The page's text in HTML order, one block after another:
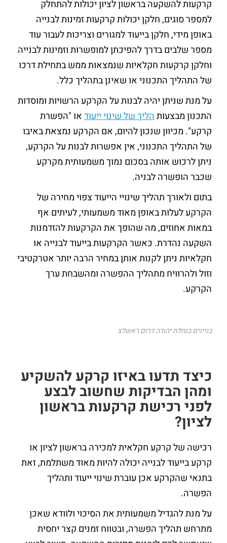
קרקעות להשקעה בראשון לציון יכולות להתחלק
למספר סוגים, חלקן יכולות קרקעות זמינות לבנייה
באופן מידי, חלקן בייעוד למגורים וצריכות לעבור עוד
מספר שלבים בדרך להפיכתן למופשרות וזמינות לבנייה
וחלקן קרקעות חקלאיות שנמצאות ממש בתחילת דרכו
של התהליך התכנוני או שאינן בתהליך כלל.
על מנת שניתן יהיה לבנות על הקרקע הרשויות ומוסדות
התכנון מבצעותהליך של שינוי ייעודאו "הפשרת
קרקע". מכיוון שנכון להיום, אם הקרקע נמצאת באיבו
של התהליך התכנוני, אין אפשרות לבנות על הקרקע,
ניתן לרכוש אותה בסכום נמוך משמעותית מקרקע
שכבר הופשרה לבניה.
בתום ולאורך תהליך שינויי הייעוד צפוי מחירה של
הקרקע לעלות באופן מאוד משמעותי, לעיתים אף
במאות אחוזים, מה שהופך את הקרקעות להזדמנות
השקעה נהדרת. כאשר הקרקעות בייעוד לבנייה או
חקלאיות ניתן לקנות אותן במחיר הרבה יותר אטרקטיבי
וזול ולהרוויח מתהליך ההפשרה ומהשבחת ערך
הקרקע.
בניינים בנחלת יהודה דרום ראשלצ
כיצד תדעו באיזו קרקע להשקיע
ומהן הבדיקות שחשוב לבצע
לפני רכישת קרקעות בראשון
לציון?
רכישה של קרקע חקלאית למכירה בראשון לציון או
קרקע בייעוד לבנייה יכולה להיות מאוד משתלמת, זאת
בתנאי שהקרקע אכן עוברת שינוי ייעוד ותהליך
הפשרה.
על מנת להגדיל משמעותית את הסיכוי ולוודא שאכן
מתרחש תהליך הפשרה, ובטווח זמנים קצר יחסית